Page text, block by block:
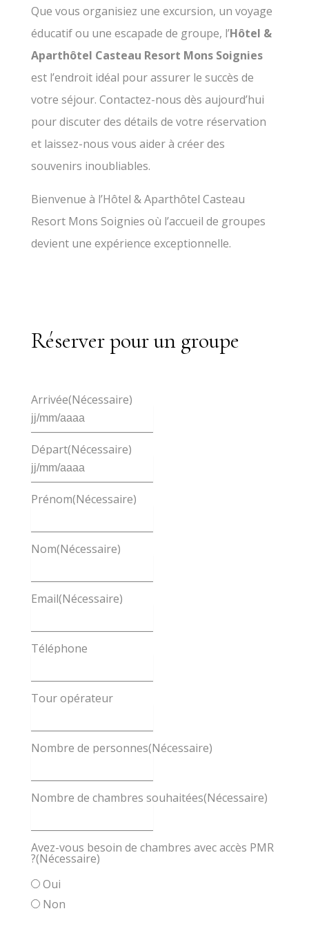
pour 20 payantes. Veuillez contacter nos
collaborateurs pour vous aider personnellement.
Que vous organisiez une excursion, un voyage
éducatif ou une escapade de groupe, l’Hôtel &
Aparthôtel Casteau Resort Mons Soignies
est l’endroit idéal pour assurer le succès de
votre séjour. Contactez-nous dès aujourd’hui
pour discuter des détails de votre réservation
et laissez-nous vous aider à créer des
souvenirs inoubliables.
Bienvenue à l’Hôtel & Aparthôtel Casteau
Resort Mons Soignies où l’accueil de groupes
devient une expérience exceptionnelle.
Réserver pour un groupe
Arrivée(Nécessaire)
MM
Départ(Nécessaire)
MM
Prénom(Nécessaire)
Nom(Nécessaire)
Email(Nécessaire)
Téléphone
Tour opérateur
Nombre de personnes(Nécessaire)
Nombre de chambres souhaitées(Nécessaire)
Avez-vous besoin de chambres avec accès PMR
?(Nécessaire)
Oui
Non